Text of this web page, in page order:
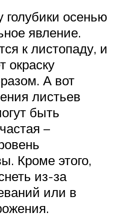
голубики осенью
явление.
к листопаду, и
окраску
А вот
листьев
быть
–
Кроме этого,
из-за
или в